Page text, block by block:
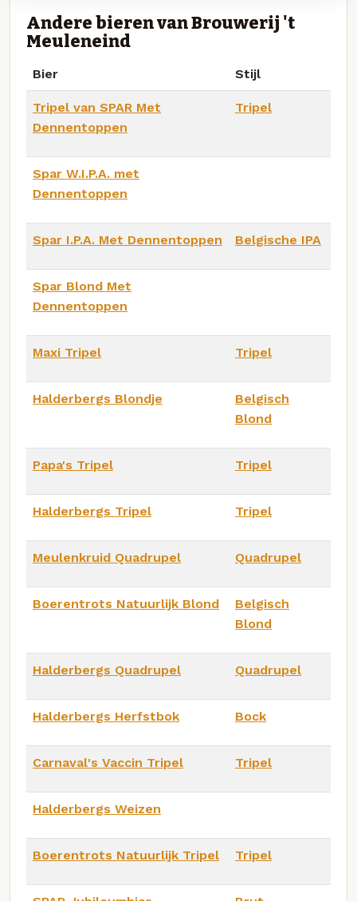
Andere bieren van Brouwerij 't
Meuleneind
Bier Stijl
Tripel van SPAR Met
Dennentoppen
Tripel
Spar W.I.P.A. met
Dennentoppen
Spar I.P.A. Met Dennentoppen Belgische IPA
Spar Blond Met
Dennentoppen
Maxi Tripel Tripel
Halderbergs Blondje
Belgisch
Blond
Papa's Tripel Tripel
Halderbergs Tripel Tripel
Meulenkruid Quadrupel Quadrupel
Boerentrots Natuurlijk Blond
Belgisch
Blond
Halderbergs Quadrupel Quadrupel
Halderbergs Herfstbok Bock
Carnaval's Vaccin Tripel Tripel
Halderbergs Weizen
Boerentrots Natuurlijk Tripel Tripel